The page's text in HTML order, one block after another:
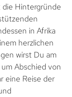
Hintergründe
in Afrika
herzlichen
wirst Du am
Abschied von
eine Reise der